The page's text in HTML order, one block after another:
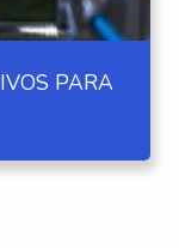
PARA